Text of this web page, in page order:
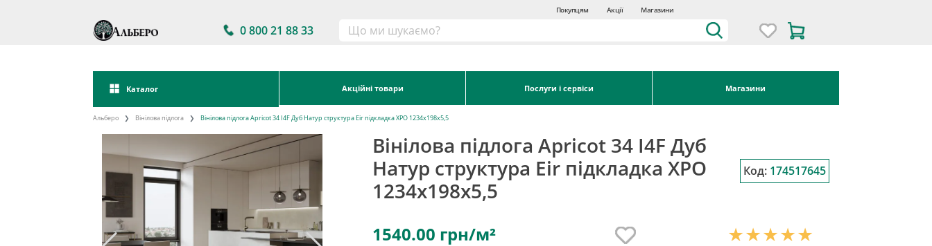
Покупцям Акції Магазини
0 800 21 88 33
Каталог Акційні товари Послуги і сервіси Магазини
Альберо Вінілова підлога Вінілова підлога Apricot 34 I4F Дуб Натур структура Eir підкладка XPO 1234х198х5,5
Вінілова підлога Apricot 34 I4F Дуб
Натур структура Eir підкладка XPO
1234х198х5,5
Код: 174517645
1540.00 грн/м²